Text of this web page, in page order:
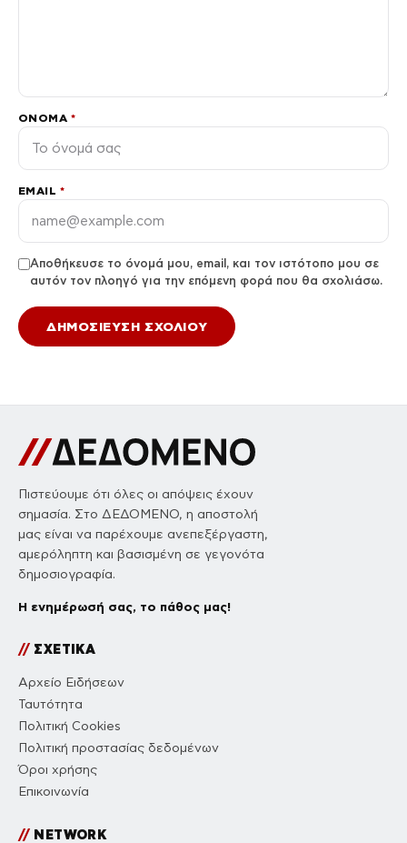
ΌΝΟΜΑ *
EMAIL *
Αποθήκευσε το όνομά μου, email, και τον ιστότοπο μου σε
αυτόν τον πλοηγό για την επόμενη φορά που θα σχολιάσω.
Πιστεύουμε ότι όλες οι απόψεις έχουν
σημασία. Στο ΔΕΔΟΜΕΝΟ, η αποστολή
μας είναι να παρέχουμε ανεπεξέργαστη,
αμερόληπτη και βασισμένη σε γεγονότα
δημοσιογραφία.
Η ενημέρωσή σας, το πάθος μας!
//ΣΧΕΤΙΚΑ
Αρχείο Ειδήσεων
Ταυτότητα
Πολιτική Cookies
Πολιτική προστασίας δεδομένων
Όροι χρήσης
Επικοινωνία
//NETWORK